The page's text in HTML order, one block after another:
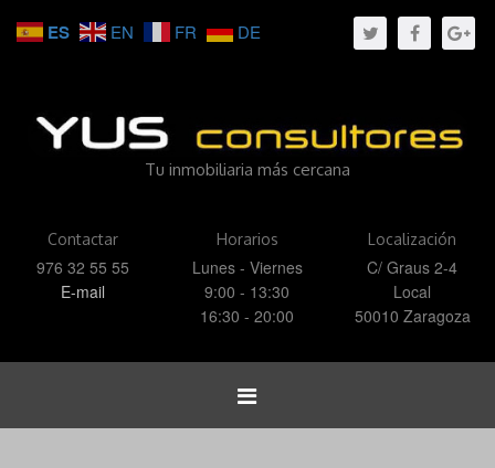
Tu inmobiliaria más cercana
Contactar
976 32 55 55
E-mail
Horarios
Lunes - Viernes
9:00 - 13:30
16:30 - 20:00
Localización
C/ Graus 2-4
Local
50010 Zaragoza
Toggle
ES EN FR DE